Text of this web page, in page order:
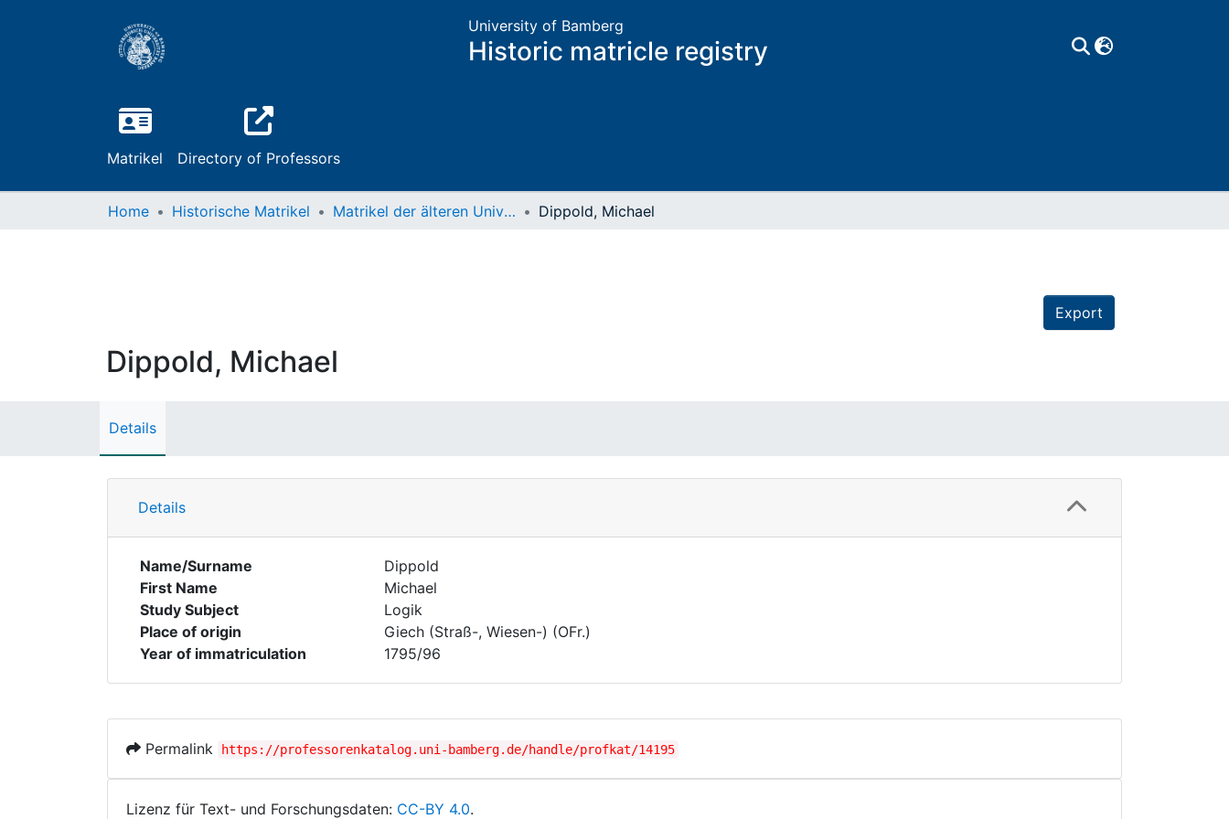
University of Bamberg
Historic matricle registry
Matrikel Directory of Professors
Home Historische Matrikel Matrikel der älteren Universität Dippold, Michael
Export
Dippold, Michael
Details
Details
Name/Surname
Dippold
First Name
Michael
Study Subject
Logik
Place of origin
Giech (Straß-, Wiesen-) (OFr.)
Year of immatriculation
1795/96
Permalink https://professorenkatalog.uni-bamberg.de/handle/profkat/14195
Lizenz für Text- und Forschungsdaten: CC-BY 4.0.